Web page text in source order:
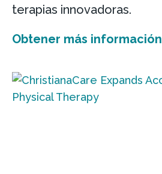
terapias innovadoras.
Obtener más información